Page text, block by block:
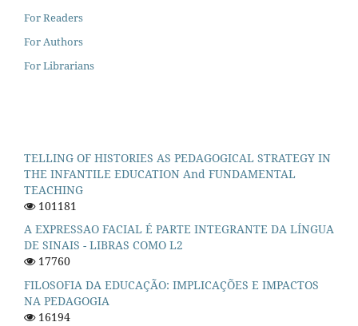
For Readers
For Authors
For Librarians
TELLING OF HISTORIES AS PEDAGOGICAL STRATEGY IN
THE INFANTILE EDUCATION And FUNDAMENTAL
TEACHING
101181
A EXPRESSAO FACIAL É PARTE INTEGRANTE DA LÍNGUA
DE SINAIS - LIBRAS COMO L2
17760
FILOSOFIA DA EDUCAÇÃO: IMPLICAÇÕES E IMPACTOS
NA PEDAGOGIA
16194